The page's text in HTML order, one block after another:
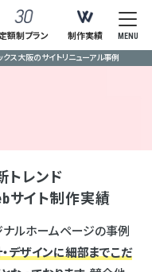
額制プラン 制作実績 MENU
ス大阪のサイトリニューアル事例
トレンド
サイト制作実績
ナルホームページの事例
デザインに細部までこだ